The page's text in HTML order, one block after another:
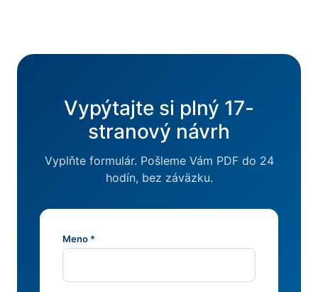
Vypýtajte si plný 17-
stranový návrh
Vyplňte formulár. Pošleme Vám PDF do 24
hodín, bez záväzku.
Meno *